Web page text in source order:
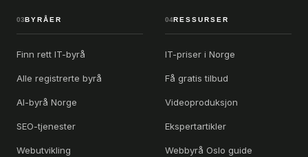
03 BYRÅER
Finn rett IT-byrå
Alle registrerte byrå
AI-byrå Norge
SEO-tjenester
Webutvikling
04RESSURSER
IT-priser i Norge
Få gratis tilbud
Videoproduksjon
Ekspertartikler
Webbyrå Oslo guide